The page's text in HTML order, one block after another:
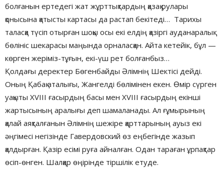
болғанын ертедегі жат жұрттықтардың қазақ рулары
қонысына қатысты картасы да растап бекітеді… Тарихы
таласқа түсіп отырған шоқы осы екі елдің қазіргі ауданаралық
бөлініс шекарасы маңында орналасқан. Айта кетейік, бұл —
көрген жеріміз-тұғын, екі-үш рет болғанбыз…
Қолдағы деректер Бөгенбайды Әлімнің Шектісі дейді.
Оның Қабақ аталығы, Жангелді бөлімінен екен. Өмір сүрген
уақыты XVIII ғасырдың басы мен XVIII ғасырдың екінші
жартысының аралығы деп шамаланады. Ал ғұмырының
қалай аяқталғанын Әлімнің шежіре қарттарының ауыз екі
әңгімесі негізінде Гавердовский өз еңбегінде жазып
қалдырған. Қазір есімі руға айналған. Одан тараған ұрпақтар
өсіп-өнген. Шалқар өңірінде тіршілік етуде.